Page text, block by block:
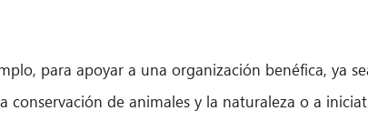
para apoyar a una organización benéfica, ya
conservación de animales y la naturaleza o a